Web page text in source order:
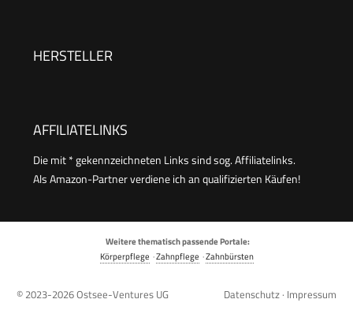
HERSTELLER
AFFILIATELINKS
Die mit * gekennzeichneten Links sind sog. Affiliatelinks.
Als Amazon-Partner verdiene ich an qualifizierten Käufen!
Weitere thematisch passende Portale:
Körperpflege ·Zahnpflege ·Zahnbürsten
© 2023-2026Ostsee-Ventures UG Datenschutz · Impressum